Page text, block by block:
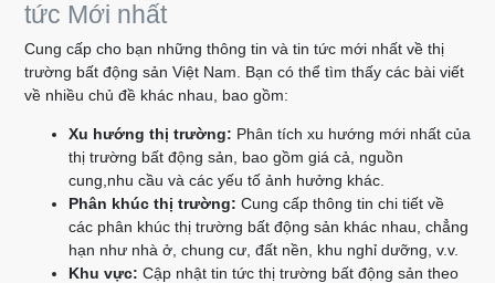
tức Mới nhất
Cung cấp cho bạn những thông tin và tin tức mới nhất về thị
trường bất động sản Việt Nam. Bạn có thể tìm thấy các bài viết
về nhiều chủ đề khác nhau, bao gồm:
Xu hướng thị trường: Phân tích xu hướng mới nhất của
thị trường bất động sản, bao gồm giá cả, nguồn
cung,nhu cầu và các yếu tố ảnh hưởng khác.
Phân khúc thị trường: Cung cấp thông tin chi tiết về
các phân khúc thị trường bất động sản khác nhau, chẳng
hạn như nhà ở, chung cư, đất nền, khu nghỉ dưỡng, v.v.
Khu vực: Cập nhật tin tức thị trường bất động sản theo